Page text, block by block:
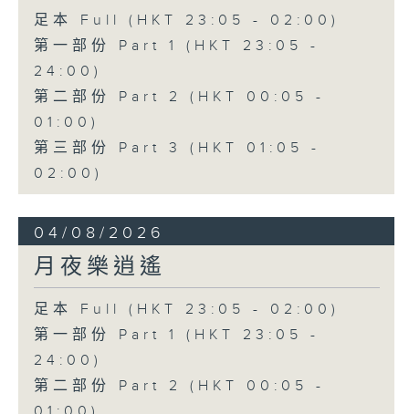
足本 Full (HKT 23:05 - 02:00)
第一部份 Part 1 (HKT 23:05 -
24:00)
第二部份 Part 2 (HKT 00:05 -
01:00)
第三部份 Part 3 (HKT 01:05 -
02:00)
04/08/2026
月夜樂逍遙
足本 Full (HKT 23:05 - 02:00)
第一部份 Part 1 (HKT 23:05 -
24:00)
第二部份 Part 2 (HKT 00:05 -